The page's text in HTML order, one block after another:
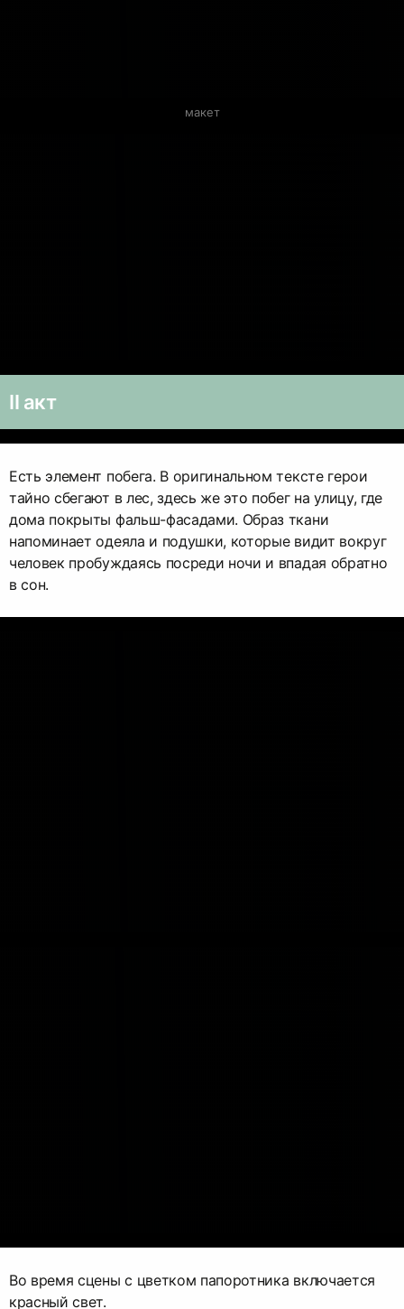
макет
II акт
Есть элемент побега. В оригинальном тексте герои
тайно сбегают в лес, здесь же это побег на улицу, где
дома покрыты фальш-фасадами. Образ ткани
напоминает одеяла и подушки, которые видит вокруг
человек пробуждаясь посреди ночи и впадая обратно
в сон.
Во время сцены с цветком папоротника включается
красный свет.